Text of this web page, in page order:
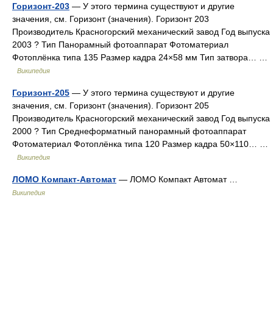
Горизонт-203 — У этого термина существуют и другие
значения, см. Горизонт (значения). Горизонт 203
Производитель Красногорский механический завод Год выпуска
2003 ? Тип Панорамный фотоаппарат Фотоматериал
Фотоплёнка типа 135 Размер кадра 24×58 мм Тип затвора… …
Википедия
Горизонт-205 — У этого термина существуют и другие
значения, см. Горизонт (значения). Горизонт 205
Производитель Красногорский механический завод Год выпуска
2000 ? Тип Среднеформатный панорамный фотоаппарат
Фотоматериал Фотоплёнка типа 120 Размер кадра 50×110… …
Википедия
ЛОМО Компакт-Автомат — ЛОМО Компакт Автомат …
Википедия